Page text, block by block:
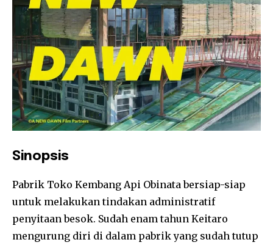
Sinopsis
Pabrik Toko Kembang Api Obinata bersiap-siap
untuk melakukan tindakan administratif
penyitaan besok. Sudah enam tahun Keitaro
mengurung diri di dalam pabrik yang sudah tutup